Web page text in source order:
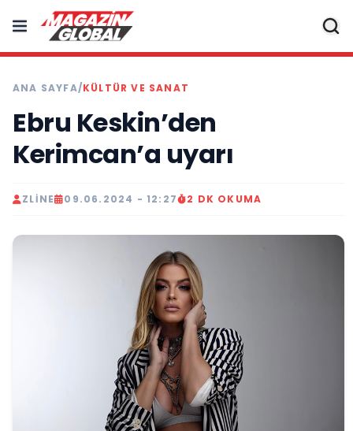
ANA SAYFA/KÜLTÜR VE SANAT
Ebru Keskin’den
Kerimcan’a uyarı
ZLINE 09.06.2024 - 12:27 2 DK OKUMA